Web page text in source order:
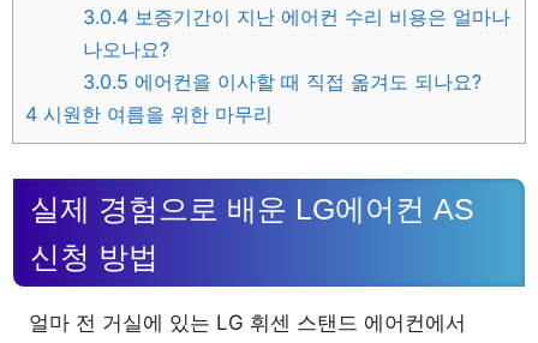
3.0.4 보증기간이 지난 에어컨 수리 비용은 얼마나
나오나요?
3.0.5 에어컨을 이사할 때 직접 옮겨도 되나요?
4 시원한 여름을 위한 마무리
실제 경험으로 배운 LG에어컨 AS
신청 방법
얼마 전 거실에 있는 LG 휘센 스탠드 에어컨에서